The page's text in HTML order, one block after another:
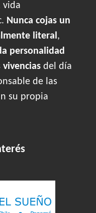
vida
Nunca cojas un
literal,
personalidad
vivencias del día
de las
su propia